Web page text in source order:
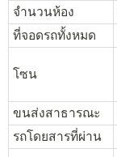
จำนวนห้อง
ที่จอดรถทั้งหมด
โซน
ขนส่งสาธารณะ
รถโดยสารที่ผ่าน